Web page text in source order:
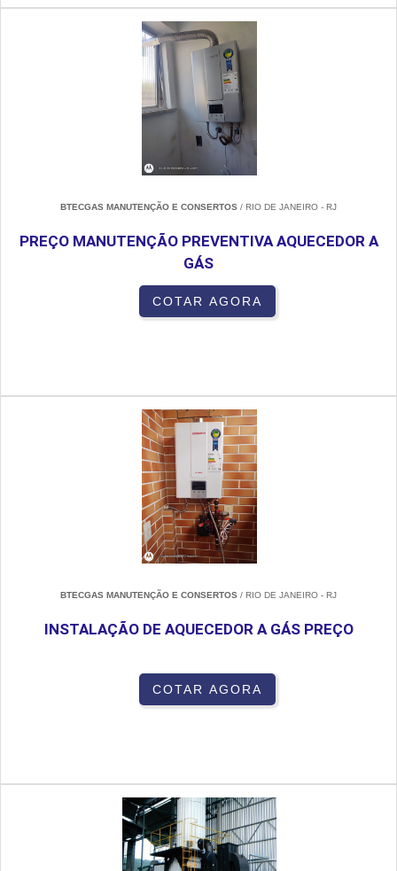
BTECGAS MANUTENÇÃO E CONSERTOS / RIO DE JANEIRO - RJ
PREÇO MANUTENÇÃO PREVENTIVA AQUECEDOR A
GÁS
COTAR AGORA
BTECGAS MANUTENÇÃO E CONSERTOS / RIO DE JANEIRO - RJ
INSTALAÇÃO DE AQUECEDOR A GÁS PREÇO
COTAR AGORA